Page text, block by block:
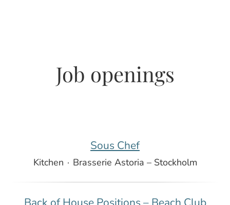
Job openings
Sous Chef
Kitchen · Brasserie Astoria – Stockholm